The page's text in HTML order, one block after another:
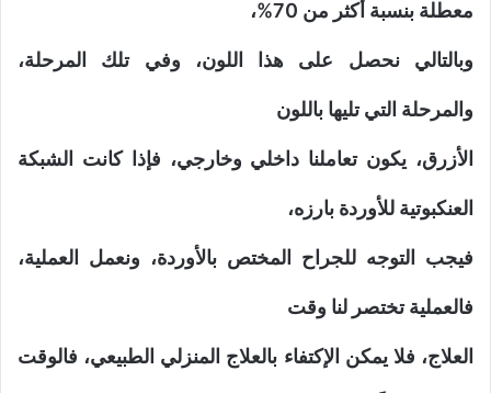
معطلة بنسبة أكثر من 70%،
وبالتالي نحصل على هذا اللون، وفي تلك المرحلة،
والمرحلة التي تليها باللون
الأزرق، يكون تعاملنا داخلي وخارجي، فإذا كانت الشبكة
العنكبوتية للأوردة بارزه،
فيجب التوجه للجراح المختص بالأوردة، ونعمل العملية،
فالعملية تختصر لنا وقت
العلاج، فلا يمكن الإكتفاء بالعلاج المنزلي الطبيعي، فالوقت